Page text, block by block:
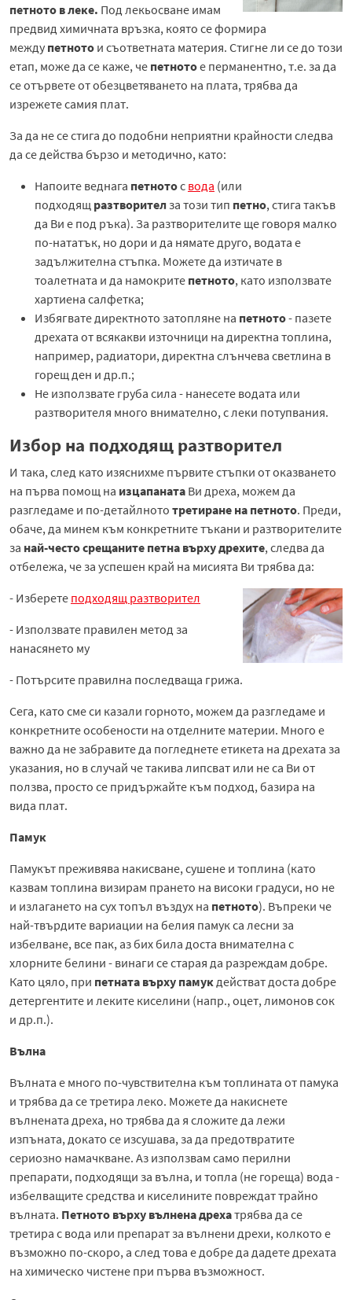
петното в леке. Под лекьосване имам
предвид химичната връзка, която се формира
между петното и съответната материя. Стигне ли се до този
етап, може да се каже, че петнотое перманентно, т.е. за да
се отървете от обезцветяването на плата, трябва да
изрежете самия плат.
За да не се стига до подобни неприятни крайности следва
да се действа бързо и методично, като:
Напоите веднага петнотос вода (или
подходящ разтворител за този тип петно, стига такъв
да Ви е под ръка). За разтворителите ще говоря малко
по-нататък, но дори и да нямате друго, водата е
задължителна стъпка. Можете да изтичате в
тоалетната и да намокрите петното, като използвате
хартиена салфетка;
Избягвате директното затопляне на петното- пазете
дрехата от всякакви източници на директна топлина,
например, радиатори, директна слънчева светлина в
горещ ден и др.п.;
Не използвате груба сила - нанесете водата или
разтворителя много внимателно, с леки потупвания.
Избор на подходящ разтворител
И така, след като изяснихме първите стъпки от оказването
на първа помощ на изцапаната Ви дреха, можем да
разгледаме и по-детайлното третиране на петното. Преди,
обаче, да минем към конкретните тъкани и разтворителите
за най-често срещаните петна върху дрехите, следва да
отбележа, че за успешен край на мисията Ви трябва да:
- Изберете подходящ разтворител
- Използвате правилен метод за
нанасянето му
- Потърсите правилна последваща грижа.
Сега, като сме си казали горното, можем да разгледаме и
конкретните особености на отделните материи. Много е
важно да не забравите да погледнете етикета на дрехата за
указания, но в случай че такива липсват или не са Ви от
ползва, просто се придържайте към подход, базира на
вида плат.
Памук
Памукът преживява накисване, сушене и топлина (като
казвам топлина визирам прането на високи градуси, но не
и излагането на сух топъл въздух на петното). Въпреки че
най-твърдите вариации на белия памук са лесни за
избелване, все пак, аз бих била доста внимателна с
хлорните белини - винаги се старая да разреждам добре.
Като цяло, при петната върху памук действат доста добре
детергентите и леките киселини (напр., оцет, лимонов сок
и др.п.).
Вълна
Вълната е много по-чувствителна към топлината от памука
и трябва да се третира леко. Можете да накиснете
вълнената дреха, но трябва да я сложите да лежи
изпъната, докато се изсушава, за да предотвратите
сериозно намачкване. Аз използвам само перилни
препарати, подходящи за вълна, и топла (не гореща) вода -
избелващите средства и киселините повреждат трайно
вълната. Петното върху вълнена дрехатрябва да се
третира с вода или препарат за вълнени дрехи, колкото е
възможно по-скоро, а след това е добре да дадете дрехата
на химическо чистене при първа възможност.